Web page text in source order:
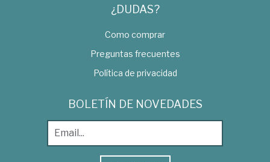
¿DUDAS?
Como comprar
Preguntas frecuentes
Política de privacidad
BOLETÍN DE NOVEDADES